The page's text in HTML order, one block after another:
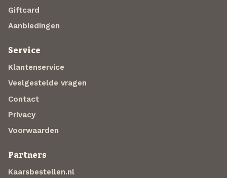
Giftcard
Aanbiedingen
Service
Klantenservice
Veelgestelde vragen
Contact
Privacy
Voorwaarden
Partners
Kaarsbestellen.nl